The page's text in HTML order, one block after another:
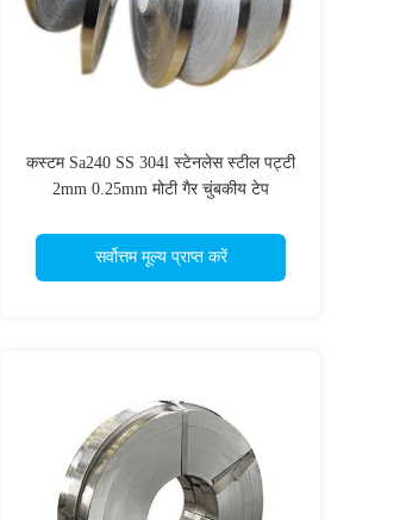
कस्टम Sa240 SS 304l स्टेनलेस स्टील पट्टी
2mm 0.25mm मोटी गैर चुंबकीय टेप
सर्वोत्तम मूल्य प्राप्त करें